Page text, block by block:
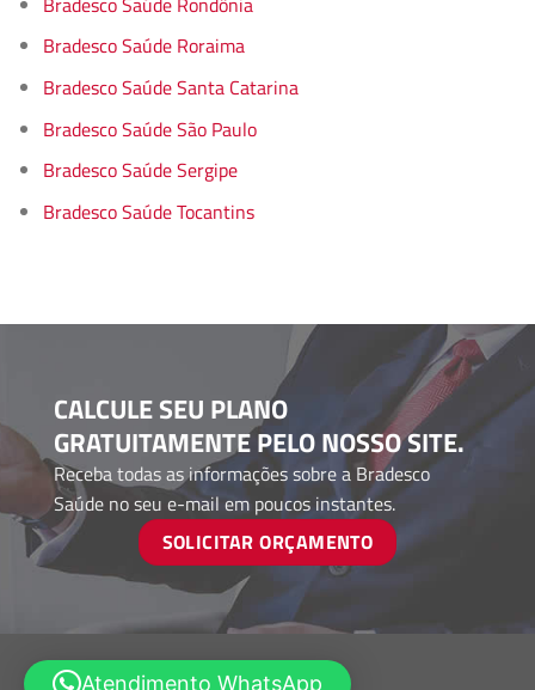
Bradesco Saúde Roraima
Bradesco Saúde Santa Catarina
Bradesco Saúde São Paulo
Bradesco Saúde Sergipe
Bradesco Saúde Tocantins
CALCULE SEU PLANO
GRATUITAMENTE PELO NOSSO SITE.
Receba todas as informações sobre a Bradesco
Saúde no seu e-mail em poucos instantes.
SOLICITAR ORÇAMENTO
Atendimento WhatsApp